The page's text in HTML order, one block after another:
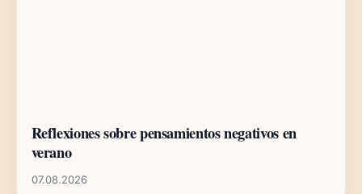
Reflexiones sobre pensamientos negativos en
verano
07.08.2026